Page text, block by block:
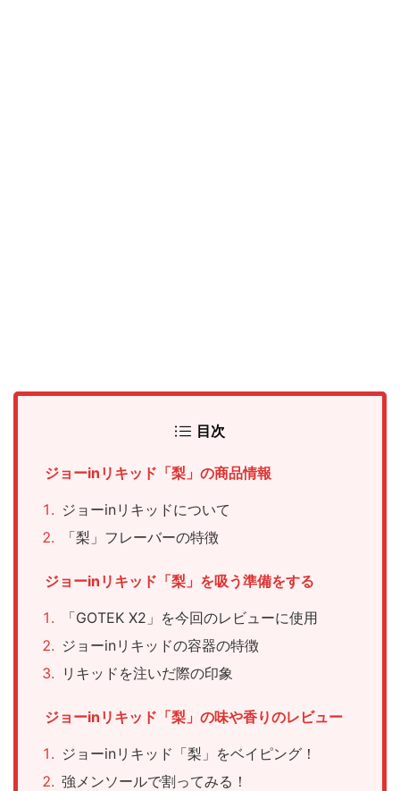
目次
ジョーinリキッド「梨」の商品情報
ジョーinリキッドについて
「梨」フレーバーの特徴
ジョーinリキッド「梨」を吸う準備をする
「GOTEK X2」を今回のレビューに使用
ジョーinリキッドの容器の特徴
リキッドを注いだ際の印象
ジョーinリキッド「梨」の味や香りのレビュー
ジョーinリキッド「梨」をベイピング！
強メンソールで割ってみる！